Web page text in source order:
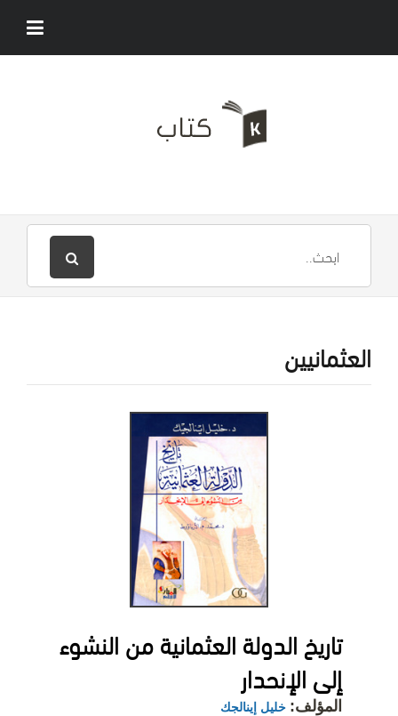
العثمانيين
تاريخ الدولة العثمانية من النشوء
إلى الإنحدار
المؤلف: خليل إينالجك